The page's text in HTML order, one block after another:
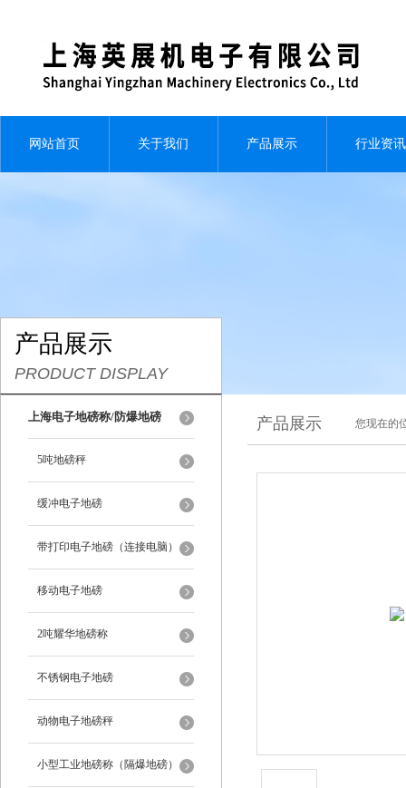
网站首页 关于我们 产品展示 行业资讯
产品展示
PRODUCT DISPLAY
上海电子地磅称/防爆地磅
5吨地磅秤
缓冲电子地磅
带打印电子地磅（连接电脑）
移动电子地磅
2吨耀华地磅称
不锈钢电子地磅
动物电子地磅秤
小型工业地磅称（隔爆地磅）
产品展示 您现在的